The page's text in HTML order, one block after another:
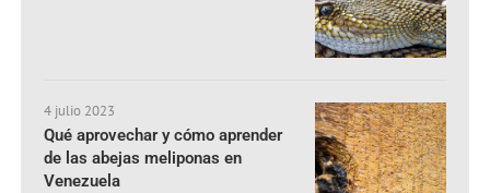
4 julio 2023
Qué aprovechar y cómo aprender
de las abejas meliponas en
Venezuela